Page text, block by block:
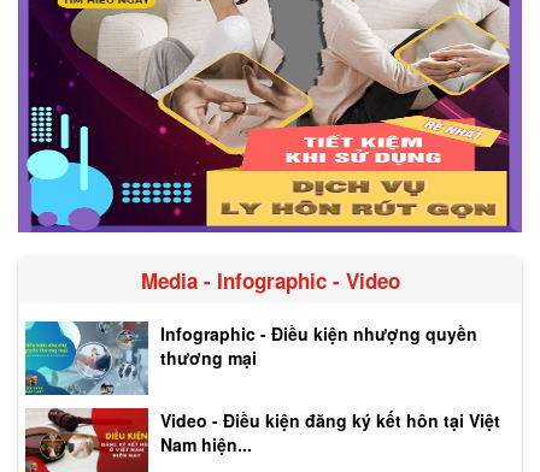
Media - Infographic - Video
Infographic - Điều kiện nhượng quyền
thương mại
Video - Điều kiện đăng ký kết hôn tại Việt
Nam hiện...